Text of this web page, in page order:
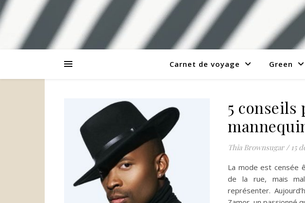
Carnet de voyage Green
5
Thia Brownsugar / 15
La mode est censée
de la rue, mais
représenter.